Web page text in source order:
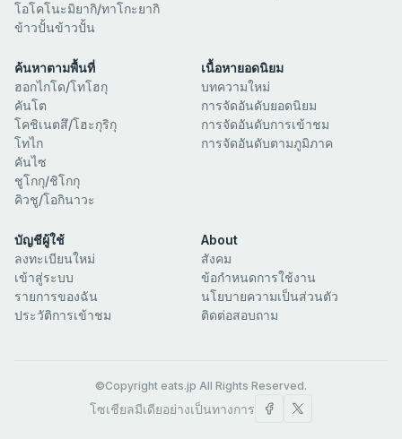
โอโคโนะมิยากิ/ทาโกะยากิ
ข้าวปั้นข้าวปั้น
ค้นหาตามพื้นที่
ฮอกไกโด/โทโฮกุ
คันโต
โคชิเนตสึ/โฮะกุริกุ
โทไก
คันไซ
ชูโกกุ/ชิโกกุ
คิวชู/โอกินาวะ
เนื้อหายอดนิยม
บทความใหม่
การจัดอันดับยอดนิยม
การจัดอันดับการเข้าชม
การจัดอันดับตามภูมิภาค
บัญชีผู้ใช้
ลงทะเบียนใหม่
เข้าสู่ระบบ
รายการของฉัน
ประวัติการเข้าชม
About
สังคม
ข้อกำหนดการใช้งาน
นโยบายความเป็นส่วนตัว
ติดต่อสอบถาม
©Copyright eats.jp All Rights Reserved.
โซเชียลมีเดียอย่างเป็นทางการ